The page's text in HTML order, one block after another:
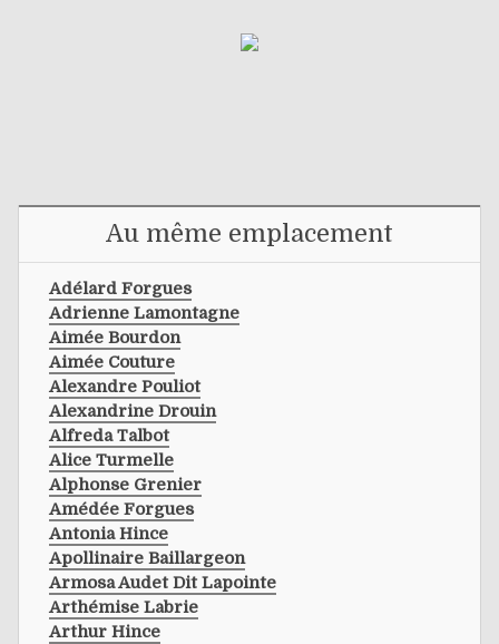
Au même emplacement
Adélard Forgues
Adrienne Lamontagne
Aimée Bourdon
Aimée Couture
Alexandre Pouliot
Alexandrine Drouin
Alfreda Talbot
Alice Turmelle
Alphonse Grenier
Amédée Forgues
Antonia Hince
Apollinaire Baillargeon
Armosa Audet Dit Lapointe
Arthémise Labrie
Arthur Hince